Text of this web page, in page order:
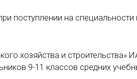
поступлении на
хозяйства и строительства»
9-11 классов средних